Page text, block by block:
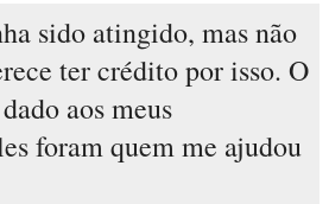
sido atingido, mas não
ter crédito por isso. O
aos meus
foram quem me ajudou